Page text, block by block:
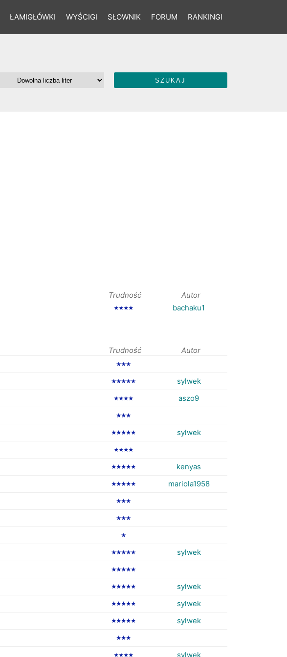
ŁAMIGŁÓWKI WYŚCIGI SŁOWNIK FORUM RANKINGI
Trudność Autor
★★★★ bachaku1
Trudność Autor
★★★
★★★★★ sylwek
★★★★ aszo9
★★★
★★★★★ sylwek
★★★★
★★★★★ kenyas
★★★★★ mariola1958
★★★
★★★
★
★★★★★ sylwek
★★★★★
★★★★★ sylwek
★★★★★ sylwek
★★★★★ sylwek
★★★
★★★★ sylwek